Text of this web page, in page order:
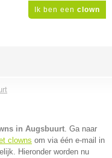
Ik ben een clown
in Augsbuurt. Ga naar
clowns om via één e-mail in
Hieronder worden nu